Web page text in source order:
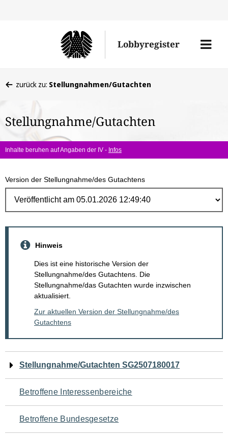
Lobbyregister
Menü
befinden
hier:
zurück zu: Stellungnahmen/Gutachten
Stellungnahme/Gutachten
Inhalte beruhen auf Angaben der IV - Infos
Version der Stellungnahme/des Gutachtens
Hinweis
Dies ist eine historische Version der
Stellungnahme/des Gutachtens. Die
Stellungnahme/das Gutachten wurde inzwischen
aktualisiert.
Zur aktuellen Version der Stellungnahme/des
Gutachtens
Navigation
für
den
Seiteninhalt
Stellungnahme/Gutachten SG2507180017
Betroffene Interessenbereiche
Betroffene Bundesgesetze